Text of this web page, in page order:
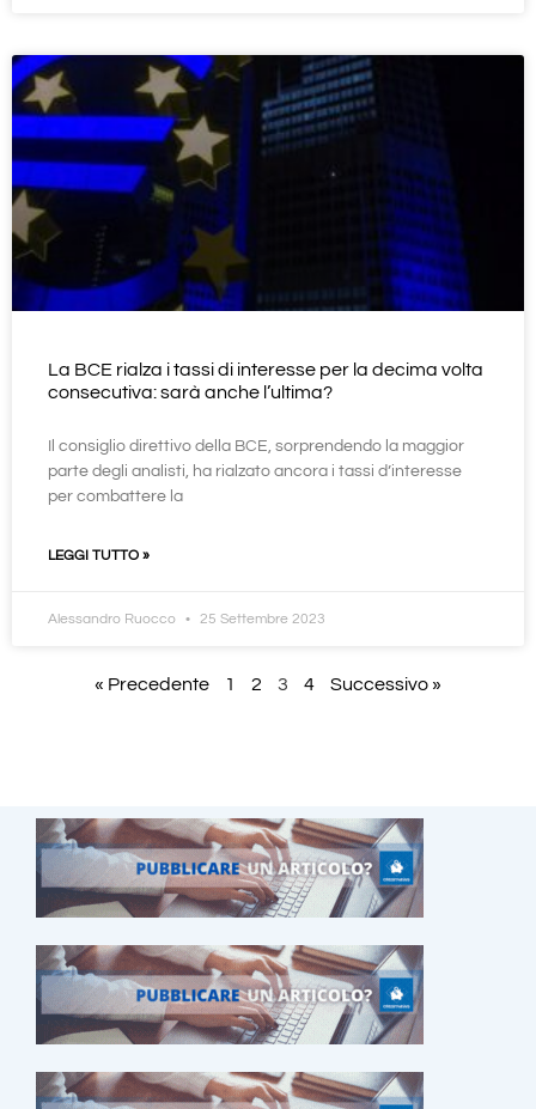
La BCE rialza i tassi di interesse per la decima volta
consecutiva: sarà anche l’ultima?
Il consiglio direttivo della BCE, sorprendendo la maggior
parte degli analisti, ha rialzato ancora i tassi d’interesse
per combattere la
LEGGI TUTTO »
Alessandro Ruocco 25 Settembre 2023
« Precedente 1 2 3 4 Successivo »